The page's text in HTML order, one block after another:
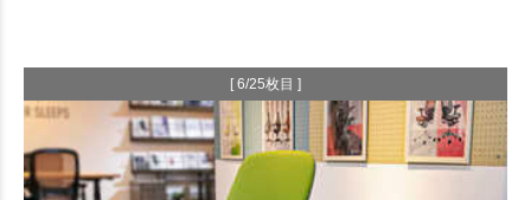
[ 6/25枚目 ]